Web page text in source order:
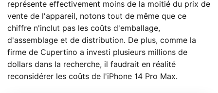
représente effectivement moins de la moitié du prix de
vente de l'appareil, notons tout de même que ce
chiffre n'inclut pas les coûts d'emballage,
d'assemblage et de distribution. De plus, comme la
firme de Cupertino a investi plusieurs millions de
dollars dans la recherche, il faudrait en réalité
reconsidérer les coûts de l'iPhone 14 Pro Max.